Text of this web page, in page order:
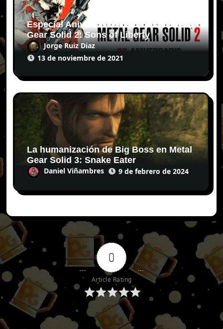
Especial Aniversario – 20 años de Metal
Gear Solid 2: Sons of Liberty
Jorge Ruiz Diaz
13 de noviembre de 2021
La humanización de Big Boss en Metal
Gear Solid 3: Snake Eater
Daniel Viñambres 9 de febrero de 2024
0
Article Rating